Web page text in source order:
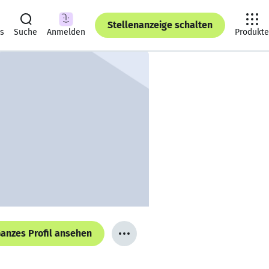
Suche Anmelden
Stellenanzeige schalten
Produkte
Profil ansehen